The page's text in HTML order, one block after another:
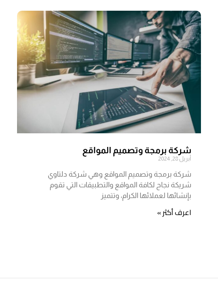
شركة برمجة وتصميم المواقع
أبريل 28, 2024
شركة برمجة وتصميم المواقع وهي شركة دلتاوي
شريكة نجاح لكافة المواقع والتطبيقات التي تقوم
بإنشائها لعملائها الكرام، وتتميز
اعرف أكثر »